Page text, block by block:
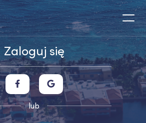
Zaloguj się
lub